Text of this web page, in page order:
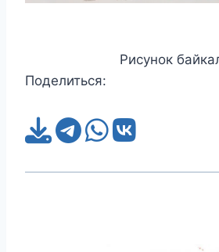
Рисунок
Поделиться: